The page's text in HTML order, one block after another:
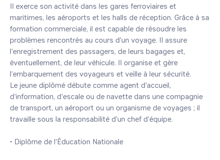
Il exerce son activité dans les gares ferroviaires et
maritimes, les aéroports et les halls de réception. Grâce à sa
formation commerciale, il est capable de résoudre les
problèmes rencontrés au cours d'un voyage. Il assure
l'enregistrement des passagers, de leurs bagages et,
éventuellement, de leur véhicule. Il organise et gère
l'embarquement des voyageurs et veille à leur sécurité.
Le jeune diplômé débute comme agent d'accueil,
d'information, d'escale ou de navette dans une compagnie
de transport, un aéroport ou un organisme de voyages ; il
travaille sous la responsabilité d'un chef d'équipe.
• Diplôme de l'Éducation Nationale